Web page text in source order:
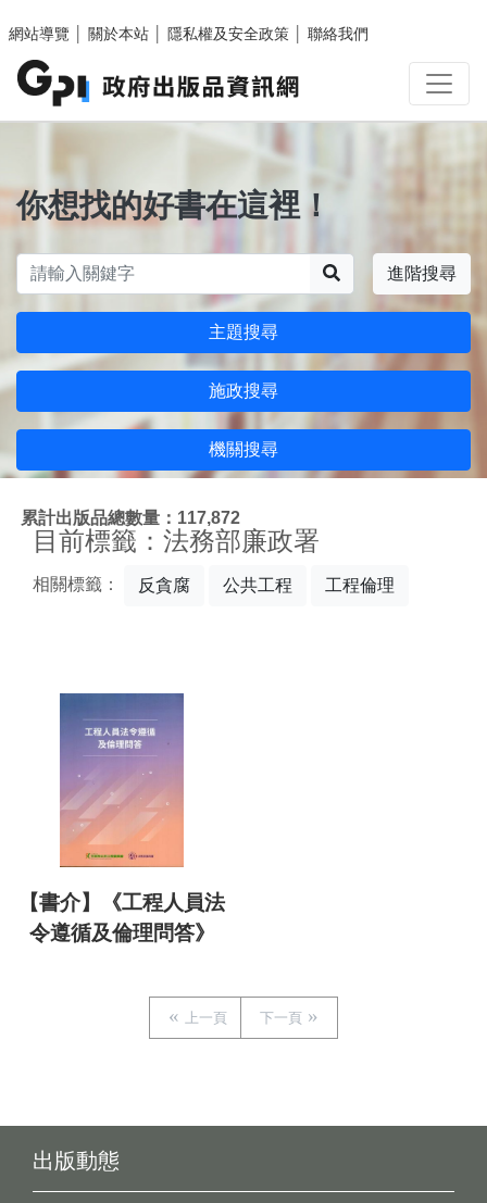
網站導覽
關於本站 隱私權及安全政策 聯絡我們
你想找的好書在這裡！
進階搜尋
主題搜尋
施政搜尋
機關搜尋
累計出版品總數量：117,872
目前標籤：法務部廉政署
相關標籤： 反貪腐 公共工程 工程倫理
【書介】《工程人員法
令遵循及倫理問答》
上一頁 下一頁
出版動態